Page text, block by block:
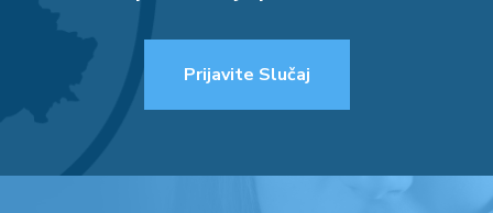
Prijavite Slučaj